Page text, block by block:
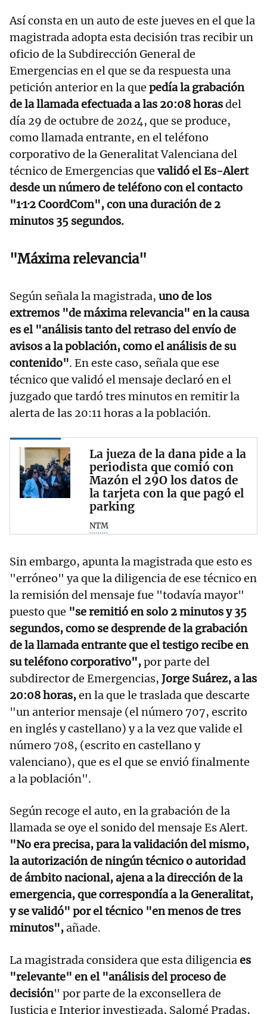
Así consta en un auto de este jueves en el que la
magistrada adopta esta decisión tras recibir un
oficio de la Subdirección General de
Emergencias en el que se da respuesta una
petición anterior en la que pedía la grabación
de la llamada efectuada a las 20:08 horasdel
día 29 de octubre de 2024, que se produce,
como llamada entrante, en el teléfono
corporativo de la Generalitat Valenciana del
técnico de Emergencias que validó el Es-Alert
desde un número de teléfono con el contacto
"1·1·2 CoordCom", con una duración de 2
minutos 35 segundos.
"Máxima relevancia"
Según señala la magistrada, uno de los
extremos "de máxima relevancia" en la causa
es el "análisis tanto del retraso del envío de
avisos a la población, como el análisis de su
contenido". En este caso, señala que ese
técnico que validó el mensaje declaró en el
juzgado que tardó tres minutos en remitir la
alerta de las 20:11 horas a la población.
La jueza de la dana pide a la
periodista que comió con
Mazón el 29O los datos de
la tarjeta con la que pagó el
parking
NTM
Sin embargo, apunta la magistrada que esto es
"erróneo" ya que la diligencia de ese técnico en
la remisión del mensaje fue "todavía mayor"
puesto que "se remitió en solo 2 minutos y 35
segundos, como se desprende de la grabación
de la llamada entrante que el testigo recibe en
su teléfono corporativo",por parte del
subdirector de Emergencias, Jorge Suárez, a las
20:08 horas,en la que le traslada que descarte
"un anterior mensaje (el número 707, escrito
en inglés y castellano) y a la vez que valide el
número 708, (escrito en castellano y
valenciano), que es el que se envió finalmente
a la población".
Según recoge el auto, en la grabación de la
llamada se oye el sonido del mensaje Es Alert.
"No era precisa, para la validación del mismo,
la autorización de ningún técnico o autoridad
de ámbito nacional, ajena a la dirección de la
emergencia, que correspondía a la Generalitat,
y se validó" por el técnico "en menos de tres
minutos",añade.
La magistrada considera que esta diligenciaes
"relevante" en el "análisis del proceso de
decisión" por parte de la exconsellera de
Justicia e Interior investigada, Salomé Pradas,